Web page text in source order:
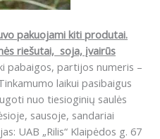
pakuojami kiti produtai.
riešutai, soja, įvairūs
pabaigos, partijos numeris –
laikui pasibaigus
nuo tiesioginių saulės
sausoje, sandariai
UAB „Rilis“ Klaipėdos g. 67